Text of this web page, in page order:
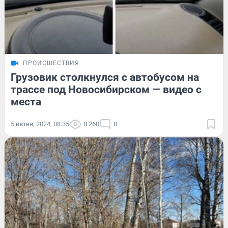
ПРОИСШЕСТВИЯ
Грузовик столкнулся с автобусом на
трассе под Новосибирском — видео с
места
5 июня, 2024, 08:35 8 260 8